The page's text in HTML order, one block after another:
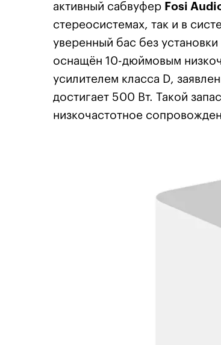
активный сабвуфер Fosi
стереосистемах, так и в
уверенный бас без
оснащён 10-дюймовым
усилителем класса D,
достигает 500 Вт. Такой
низкочастотное